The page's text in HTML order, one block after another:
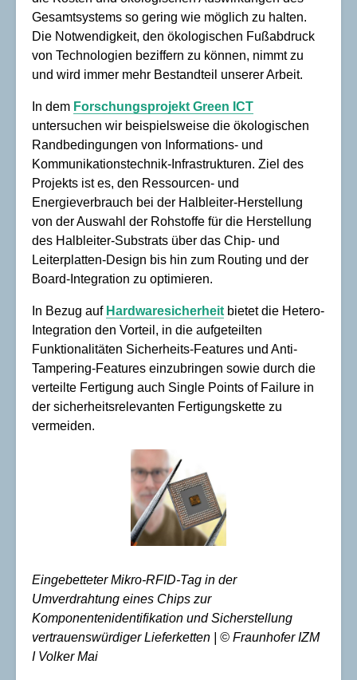
Gesamtsystems so gering wie möglich zu halten.
Die Notwendigkeit, den ökologischen Fußabdruck
von Technologien beziffern zu können, nimmt zu
und wird immer mehr Bestandteil unserer Arbeit.
In dem Forschungsprojekt Green ICT
untersuchen wir beispielsweise die ökologischen
Randbedingungen von Informations- und
Kommunikationstechnik-Infrastrukturen. Ziel des
Projekts ist es, den Ressourcen- und
Energieverbrauch bei der Halbleiter-Herstellung
von der Auswahl der Rohstoffe für die Herstellung
des Halbleiter-Substrats über das Chip- und
Leiterplatten-Design bis hin zum Routing und der
Board-Integration zu optimieren.
In Bezug auf Hardwaresicherheit bietet die Hetero-
Integration den Vorteil, in die aufgeteilten
Funktionalitäten Sicherheits-Features und Anti-
Tampering-Features einzubringen sowie durch die
verteilte Fertigung auch Single Points of Failure in
der sicherheitsrelevanten Fertigungskette zu
vermeiden.
Eingebetteter Mikro-RFID-Tag in der
Umverdrahtung eines Chips zur
Komponentenidentifikation und Sicherstellung
vertrauenswürdiger Lieferketten | © Fraunhofer IZM
I Volker Mai